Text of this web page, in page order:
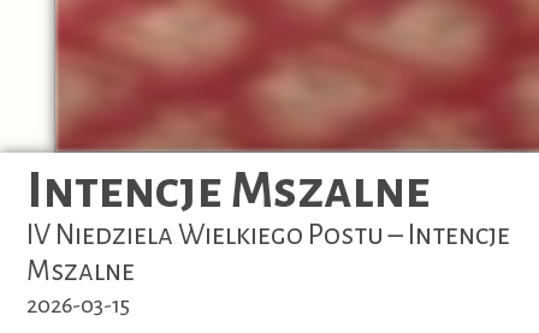
Intencje Mszalne
IV Niedziela Wielkiego Postu – Intencje
Mszalne
2026-03-15